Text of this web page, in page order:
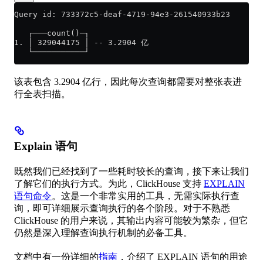
Query id: 733372c5-deaf-4719-94e3-261540933b23
   ┌───count()─┐
1. │ 329044175 │ -- 3.2904 亿
   └───────────┘
该表包含 3.2904 亿行，因此每次查询都需要对整张表进
行全表扫描。
Explain 语句
既然我们已经找到了一些耗时较长的查询，接下来让我们
了解它们的执行方式。为此，ClickHouse 支持 EXPLAIN
语句命令。这是一个非常实用的工具，无需实际执行查
询，即可详细展示查询执行的各个阶段。对于不熟悉
ClickHouse 的用户来说，其输出内容可能较为繁杂，但它
仍然是深入理解查询执行机制的必备工具。
文档中有一份详细的指南 ，介绍了 EXPLAIN 语句的用途